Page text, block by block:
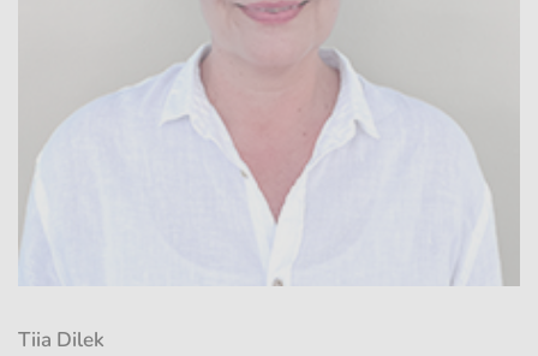
Tiia Dilek